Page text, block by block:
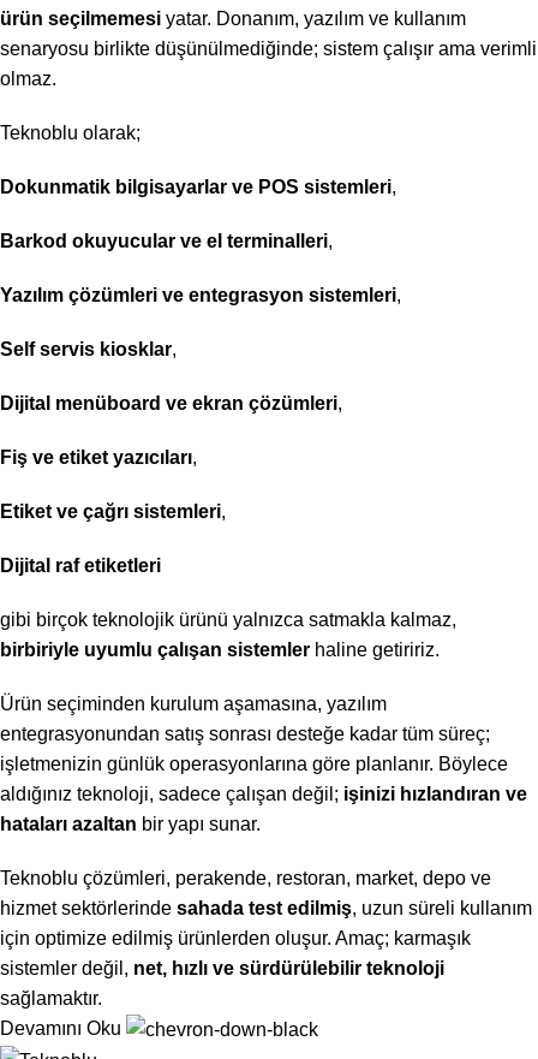
ürün seçilmemesi yatar. Donanım, yazılım ve kullanım
senaryosu birlikte düşünülmediğinde; sistem çalışır ama verimli
olmaz.
Teknoblu olarak;
Dokunmatik bilgisayarlar ve POS sistemleri,
Barkod okuyucular ve el terminalleri,
Yazılım çözümleri ve entegrasyon sistemleri,
Self servis kiosklar,
Dijital menüboard ve ekran çözümleri,
Fiş ve etiket yazıcıları,
Etiket ve çağrı sistemleri,
Dijital raf etiketleri
gibi birçok teknolojik ürünü yalnızca satmakla kalmaz,
birbiriyle uyumlu çalışan sistemler haline getiririz.
Ürün seçiminden kurulum aşamasına, yazılım
entegrasyonundan satış sonrası desteğe kadar tüm süreç;
işletmenizin günlük operasyonlarına göre planlanır. Böylece
aldığınız teknoloji, sadece çalışan değil; işinizi hızlandıran ve
hataları azaltan bir yapı sunar.
Teknoblu çözümleri, perakende, restoran, market, depo ve
hizmet sektörlerinde sahada test edilmiş, uzun süreli kullanım
için optimize edilmiş ürünlerden oluşur. Amaç; karmaşık
sistemler değil, net, hızlı ve sürdürülebilir teknoloji
sağlamaktır.
Devamını Oku